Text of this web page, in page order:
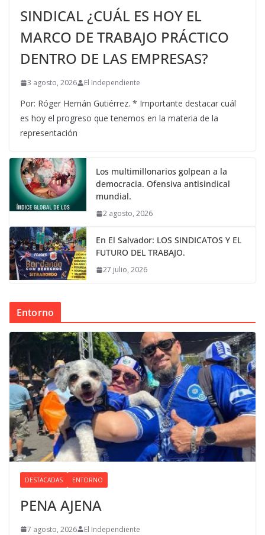
SINDICAL ¿CUÁL ES HOY EL
MARCO DE TRABAJO PRÁCTICO
DENTRO DE LAS EMPRESAS?
3 agosto, 2026 El Independiente
Por: Róger Hernán Gutiérrez. * Importante destacar cuál
es hoy el progreso que tenemos en la materia de la
representación
Los multimillonarios golpean a la
democracia. Ofensiva antisindical
mundial.
2 agosto, 2026
En El Salvador: LOS SINDICATOS Y EL
FUTURO DEL TRABAJO.
27 julio, 2026
Entorno
DESTACADAS ENTORNO
PENA AJENA
7 agosto, 2026 El Independiente